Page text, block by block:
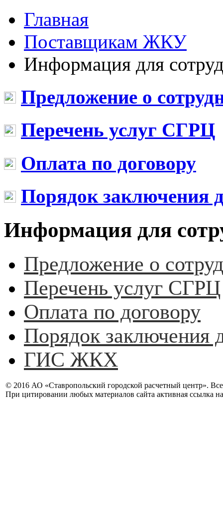
Главная
Поставщикам ЖКУ
Информация для
Предложение о
Перечень услуг СГРЦ
Оплата по договору
Порядок заключения
Информация для
Предложение о
Перечень услуг СГРЦ
Оплата по договору
Порядок заключения
ГИС ЖКХ
© 2016 АО «Ставропольский городской расчетный центр».
При цитировании любых материалов сайта активная ссылка